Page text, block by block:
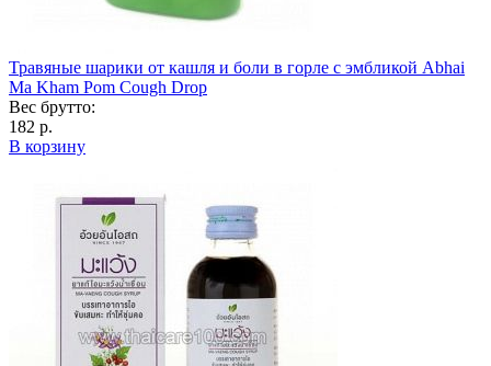
Травяные шарики от кашля и боли в горле с эмбликой Abhai
Ma Kham Pom Cough Drop
Вес брутто:
182 р.
В корзину